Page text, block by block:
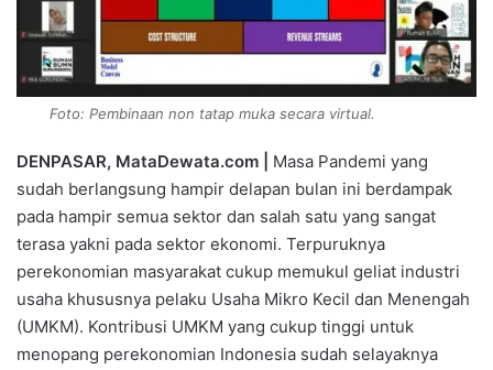
Foto: Pembinaan non tatap muka secara virtual.
DENPASAR, MataDewata.com |
Masa Pandemi yang
sudah berlangsung hampir delapan bulan ini berdampak
pada hampir semua sektor dan salah satu yang sangat
terasa yakni pada sektor ekonomi. Terpuruknya
perekonomian masyarakat cukup memukul geliat industri
usaha khususnya pelaku Usaha Mikro Kecil dan Menengah
(UMKM). Kontribusi UMKM yang cukup tinggi untuk
menopang perekonomian Indonesia sudah selayaknya